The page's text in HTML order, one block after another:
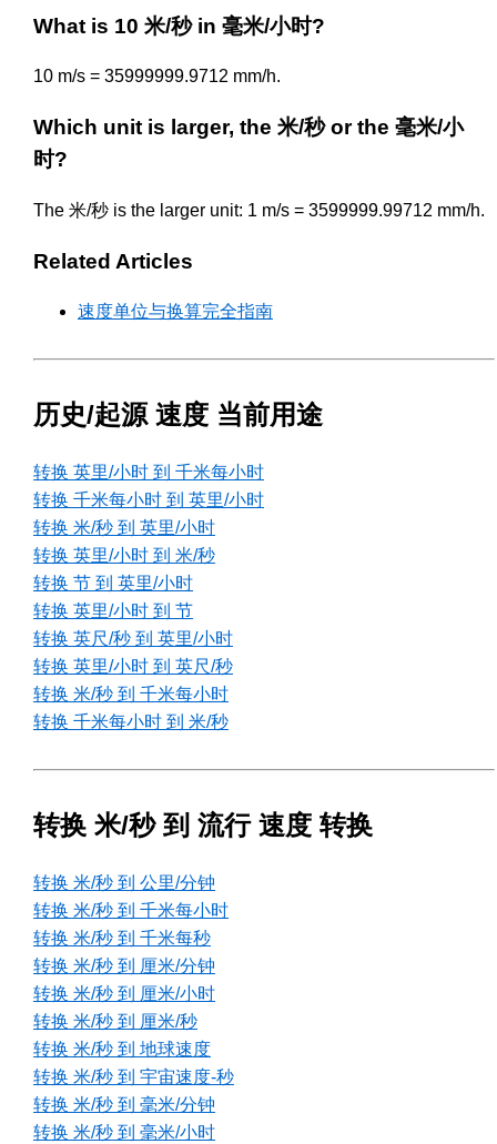
What is 10 米/秒 in 毫米/小时?
10 m/s = 35999999.9712 mm/h.
Which unit is larger, the 米/秒 or the 毫米/小
时?
The 米/秒 is the larger unit: 1 m/s = 3599999.99712 mm/h.
Related Articles
速度单位与换算完全指南
历史/起源 速度 当前用途
转换 英里/小时 到 千米每小时
转换 千米每小时 到 英里/小时
转换 米/秒 到 英里/小时
转换 英里/小时 到 米/秒
转换 节 到 英里/小时
转换 英里/小时 到 节
转换 英尺/秒 到 英里/小时
转换 英里/小时 到 英尺/秒
转换 米/秒 到 千米每小时
转换 千米每小时 到 米/秒
转换 米/秒 到 流行 速度 转换
转换 米/秒 到 公里/分钟
转换 米/秒 到 千米每小时
转换 米/秒 到 千米每秒
转换 米/秒 到 厘米/分钟
转换 米/秒 到 厘米/小时
转换 米/秒 到 厘米/秒
转换 米/秒 到 地球速度
转换 米/秒 到 宇宙速度-秒
转换 米/秒 到 毫米/分钟
转换 米/秒 到 毫米/小时